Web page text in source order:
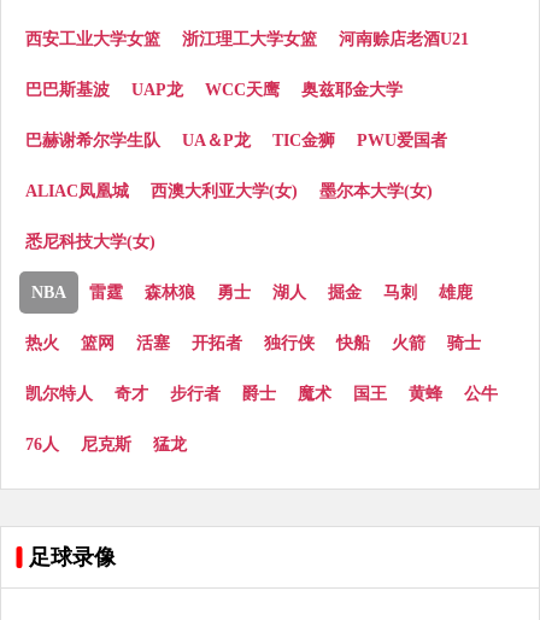
西安工业大学女篮 浙江理工大学女篮 河南赊店老酒U21
巴巴斯基波 UAP龙 WCC天鹰 奥兹耶金大学
巴赫谢希尔学生队 UA＆P龙 TIC金狮 PWU爱国者
ALIAC凤凰城 西澳大利亚大学(女) 墨尔本大学(女)
悉尼科技大学(女)
NBA 雷霆 森林狼 勇士 湖人 掘金 马刺 雄鹿
热火 篮网 活塞 开拓者 独行侠 快船 火箭 骑士
凯尔特人 奇才 步行者 爵士 魔术 国王 黄蜂 公牛
76人 尼克斯 猛龙
足球录像